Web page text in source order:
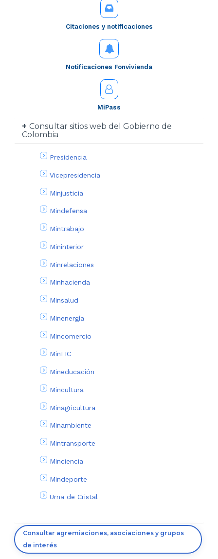
Citaciones y notificaciones
Notificaciones Fonvivienda
MiPass
Consultar sitios web del Gobierno de
Colombia
Presidencia
Vicepresidencia
Minjusticia
Mindefensa
Mintrabajo
Mininterior
Minrelaciones
Minhacienda
Minsalud
Minenergía
Mincomercio
MinTIC
Mineducación
Mincultura
Minagricultura
Minambiente
Mintransporte
Minciencia
Mindeporte
Urna de Cristal
Consultar agremiaciones, asociaciones y grupos
de interés